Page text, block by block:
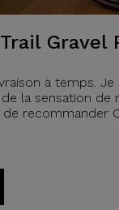
Gravel
à temps. Je
la sensation de
recommander